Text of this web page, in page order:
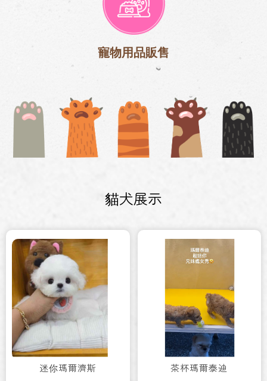
寵物用品販售
貓犬展示
迷你瑪爾濟斯 茶杯瑪爾泰迪